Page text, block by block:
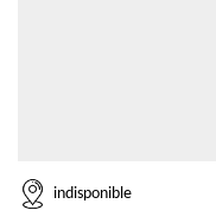
indisponible